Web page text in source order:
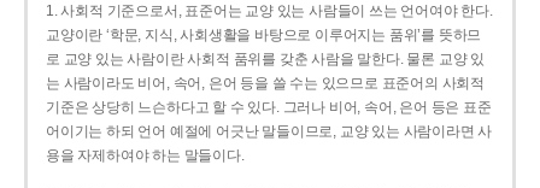
1. 사회적 기준으로서, 표준어는 교양 있는 사람들이 쓰는 언어여야 한다.
교양이란 ‘학문, 지식, 사회생활을 바탕으로 이루어지는 품위’를 뜻하므
로 교양 있는 사람이란 사회적 품위를 갖춘 사람을 말한다. 물론 교양 있
는 사람이라도 비어, 속어, 은어 등을 쓸 수는 있으므로 표준어의 사회적
기준은 상당히 느슨하다고 할 수 있다. 그러나 비어, 속어, 은어 등은 표준
어이기는 하되 언어 예절에 어긋난 말들이므로, 교양 있는 사람이라면 사
용을 자제하여야 하는 말들이다.